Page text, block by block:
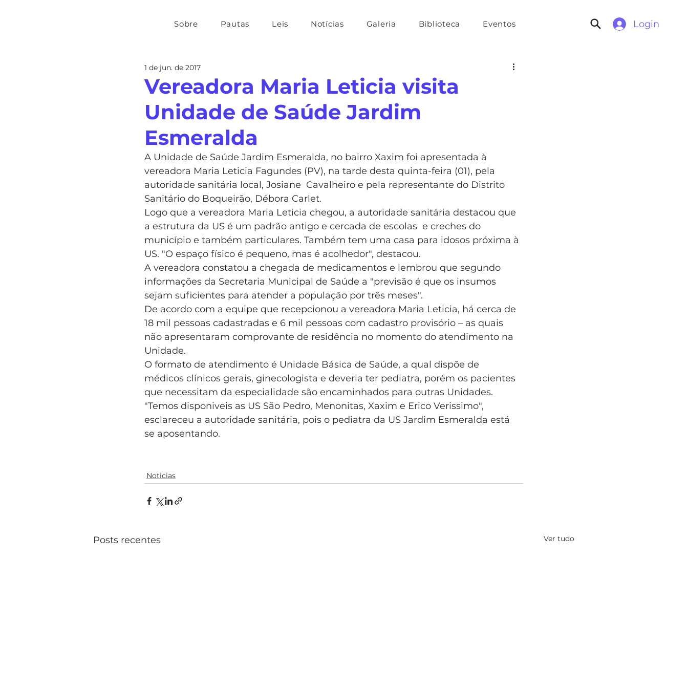
Sobre Pautas Leis Notícias Galeria Biblioteca Eventos Login
Vereadora Maria Leticia visita
Unidade de Saúde Jardim
Esmeralda
1 de jun. de 2017
A Unidade de Saúde Jardim Esmeralda, no bairro Xaxim foi apresentada à
vereadora Maria Leticia Fagundes (PV), na tarde desta quinta-feira (01), pela
autoridade sanitária local, Josiane  Cavalheiro e pela representante do Distrito
Sanitário do Boqueirão, Débora Carlet.
Logo que a vereadora Maria Leticia chegou, a autoridade sanitária destacou que
a estrutura da US é um padrão antigo e cercada de escolas  e creches do
município e também particulares. Também tem uma casa para idosos próxima à
US. "O espaço físico é pequeno, mas é acolhedor", destacou.
A vereadora constatou a chegada de medicamentos e lembrou que segundo
informações da Secretaria Municipal de Saúde a "previsão é que os insumos
sejam suficientes para atender a população por três meses".
De acordo com a equipe que recepcionou a vereadora Maria Leticia, há cerca de
18 mil pessoas cadastradas e 6 mil pessoas com cadastro provisório – as quais
não apresentaram comprovante de residência no momento do atendimento na
Unidade.
O formato de atendimento é Unidade Básica de Saúde, a qual dispõe de
médicos clínicos gerais, ginecologista e deveria ter pediatra, porém os pacientes
que necessitam da especialidade são encaminhados para outras Unidades.
"Temos disponiveis as US São Pedro, Menonitas, Xaxim e Erico Verissimo",
esclareceu a autoridade sanitária, pois o pediatra da US Jardim Esmeralda está
se aposentando.
Noticias
Posts recentes Ver tudo